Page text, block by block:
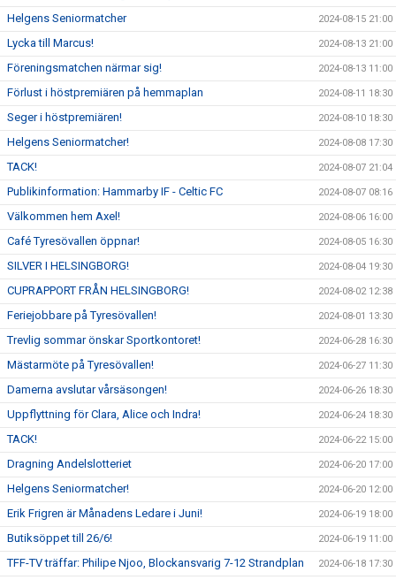
Helgens Seniormatcher 2024-08-15 21:00
Lycka till Marcus! 2024-08-13 21:00
Föreningsmatchen närmar sig! 2024-08-13 11:00
Förlust i höstpremiären på hemmaplan 2024-08-11 18:30
Seger i höstpremiären! 2024-08-10 18:30
Helgens Seniormatcher! 2024-08-08 17:30
TACK! 2024-08-07 21:04
Publikinformation: Hammarby IF - Celtic FC 2024-08-07 08:16
Välkommen hem Axel! 2024-08-06 16:00
Café Tyresövallen öppnar! 2024-08-05 16:30
SILVER I HELSINGBORG! 2024-08-04 19:30
CUPRAPPORT FRÅN HELSINGBORG! 2024-08-02 12:38
Feriejobbare på Tyresövallen! 2024-08-01 13:30
Trevlig sommar önskar Sportkontoret! 2024-06-28 16:30
Mästarmöte på Tyresövallen! 2024-06-27 11:30
Damerna avslutar vårsäsongen! 2024-06-26 18:30
Uppflyttning för Clara, Alice och Indra! 2024-06-24 18:30
TACK! 2024-06-22 15:00
Dragning Andelslotteriet 2024-06-20 17:00
Helgens Seniormatcher! 2024-06-20 12:00
Erik Frigren är Månadens Ledare i Juni! 2024-06-19 18:00
Butiksöppet till 26/6! 2024-06-19 11:00
TFF-TV träffar: Philipe Njoo, Blockansvarig 7-12 Strandplan 2024-06-18 17:30